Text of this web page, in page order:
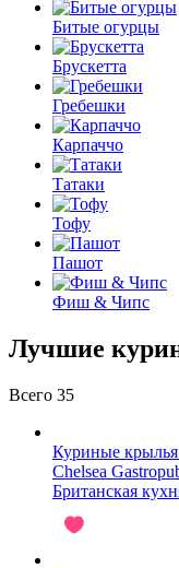
Битые огурцы
Брускетта
Гребешки
Карпаччо
Татаки
Тофу
Пашот
Фиш & Чипс
Лучшие
Всего 35
Куриные
Chelsea
Британская